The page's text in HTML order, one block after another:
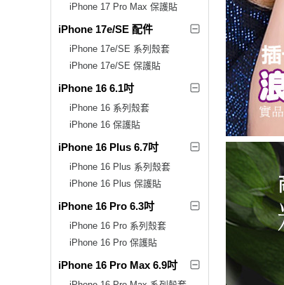
iPhone 17 Pro Max 保護貼
iPhone 17e/SE 配件
iPhone 17e/SE 系列殼套
iPhone 17e/SE 保護貼
iPhone 16 6.1吋
iPhone 16 系列殼套
iPhone 16 保護貼
iPhone 16 Plus 6.7吋
iPhone 16 Plus 系列殼套
iPhone 16 Plus 保護貼
iPhone 16 Pro 6.3吋
iPhone 16 Pro 系列殼套
iPhone 16 Pro 保護貼
iPhone 16 Pro Max 6.9吋